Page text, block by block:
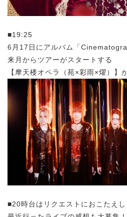
■19:25
6月17日にアルバム「
来月からツアーがスタートする
【摩天楼オペラ（苑×彩雨×燿）】
■20時台はリクエストにおこたえし